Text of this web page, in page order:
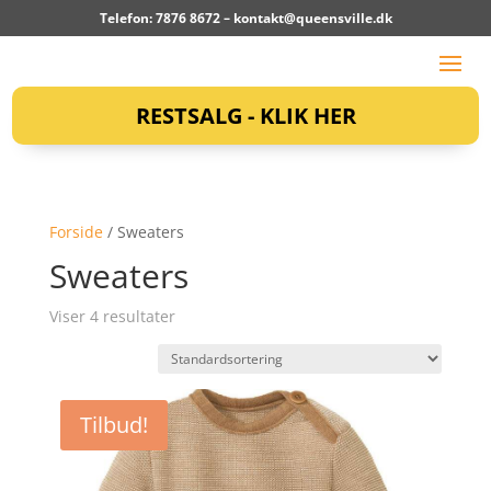
Telefon: 7876 8672 – kontakt@queensville.dk
RESTSALG - KLIK HER
Forside/ Sweaters
Sweaters
Viser 4 resultater
Tilbud!